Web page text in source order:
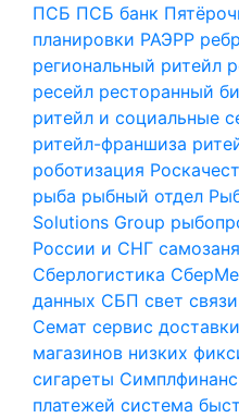
ПСБ ПСБ банк
планировки РАЭРР
региональный ритейл
ресейл ресторанный
ритейл и социальные
ритейл-франшиза
роботизация
рыба рыбный отдел
Solutions Group
России и СНГ
Сберлогистика
данных СБП свет
Семат сервис доставки
магазинов низких
сигареты Симплфинанс
платежей система